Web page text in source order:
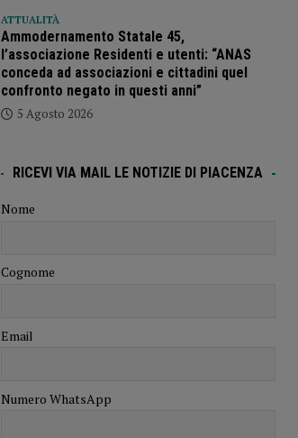
ATTUALITÀ
Ammodernamento Statale 45,
l’associazione Residenti e utenti: “ANAS
conceda ad associazioni e cittadini quel
confronto negato in questi anni”
5 Agosto 2026
RICEVI VIA MAIL LE NOTIZIE DI PIACENZA
Nome
Cognome
Email
Numero WhatsApp